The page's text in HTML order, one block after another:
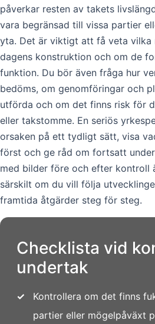
påverkar resten av takets
vara begränsad till vissa partier
yta. Det är viktigt att få veta vilka
dagens konstruktion och om de
funktion. Du bör även fråga hur
bedöms, om genomföringar och
utförda och om det finns risk för
eller takstomme. En seriös
orsaken på ett tydligt sätt, visa
först och ge råd om fortsatt
med bilder före och efter kontroll
särskilt om du vill följa
framtida åtgärder steg för steg.
Checklista vid
undertak
✓
Kontrollera om det finns
partier eller mögelpåväxt